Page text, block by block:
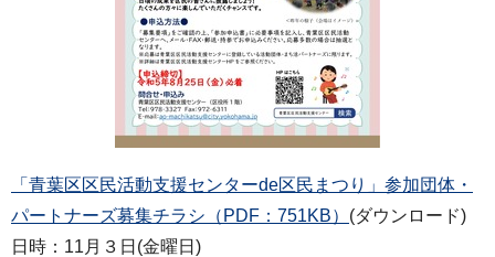
「青葉区区民活動支援センターde区民まつり」参加団体・
パートナーズ募集チラシ（PDF：751KB） (ダウンロード)
日時：11月３日(金曜日)